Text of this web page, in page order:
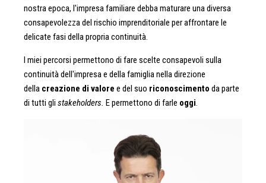
nostra epoca, l'impresa familiare debba maturare una diversa
consapevolezza del rischio imprenditoriale per affrontare le
delicate fasi della propria continuità.
I miei percorsi permettono di fare scelte consapevoli sulla
continuità dell'impresa e della famiglia nella direzione
della creazione di valore e del suo riconoscimento da parte
di tutti gli stakeholders. E permettono di farle oggi.